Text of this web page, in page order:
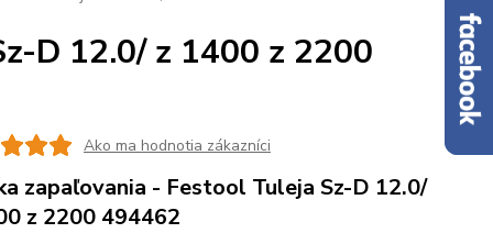
D 12.0/ z 1400 z 2200
Ako ma hodnotia zákazníci
zapaľovania - Festool Tuleja Sz-D 12.0/
z 2200 494462